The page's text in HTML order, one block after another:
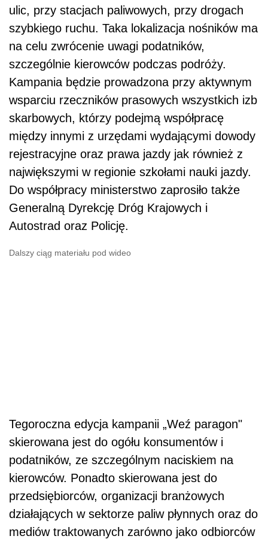
ulic, przy stacjach paliwowych, przy drogach
szybkiego ruchu. Taka lokalizacja nośników ma
na celu zwrócenie uwagi podatników,
szczególnie kierowców podczas podróży.
Kampania będzie prowadzona przy aktywnym
wsparciu rzeczników prasowych wszystkich izb
skarbowych, którzy podejmą współpracę
między innymi z urzędami wydającymi dowody
rejestracyjne oraz prawa jazdy jak również z
największymi w regionie szkołami nauki jazdy.
Do współpracy ministerstwo zaprosiło także
Generalną Dyrekcję Dróg Krajowych i
Autostrad oraz Policję.
Dalszy ciąg materiału pod wideo
Tegoroczna edycja kampanii „Weź paragon"
skierowana jest do ogółu konsumentów i
podatników, ze szczególnym naciskiem na
kierowców. Ponadto skierowana jest do
przedsiębiorców, organizacji branżowych
działających w sektorze paliw płynnych oraz do
mediów traktowanych zarówno jako odbiorców